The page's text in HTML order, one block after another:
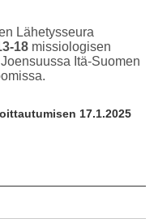
Lähetysseura
18 missiologisen
Joensuussa Itä-Suomen
17.1.2025